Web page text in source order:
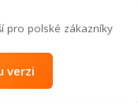
pro polské zákazníky
verzi